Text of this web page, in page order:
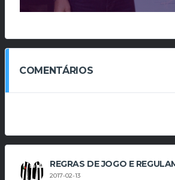
COMENTÁRIOS
REGRAS DE JOGO E
2017-02-13